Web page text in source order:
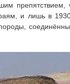
препятствием,
и лишь в